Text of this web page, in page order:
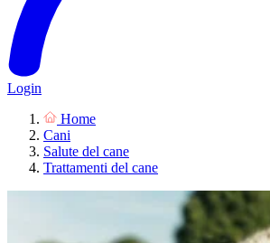
Login
Home
Cani
Salute del cane
Trattamenti del cane